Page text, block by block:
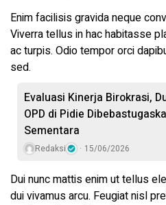
Enim facilisis gravida neque
Viverra tellus in hac habitasse
ac turpis. Odio tempor orci
sed.
Evaluasi Kinerja Birokrasi,
OPD di Pidie
Sementara
Redaksi 15/06/2026
Dui nunc mattis enim ut tellus
dui vivamus arcu. Feugiat nisl